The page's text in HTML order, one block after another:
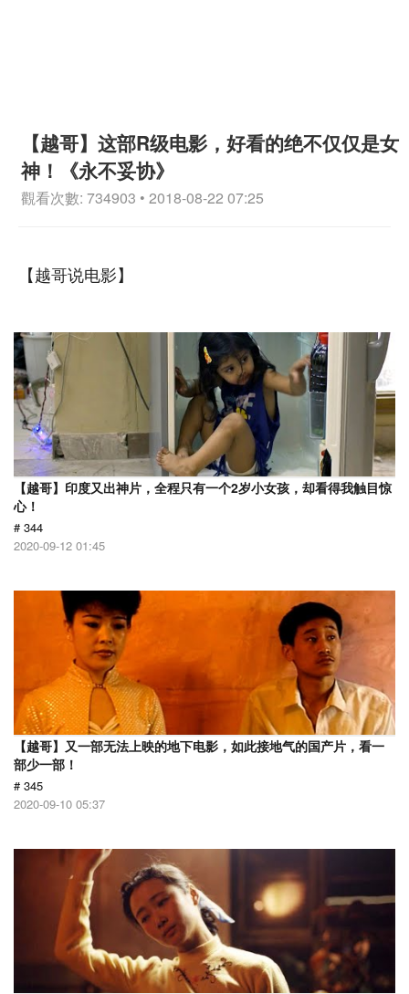
【越哥】这部R级电影，好看的绝不仅仅是女
神！《永不妥协》
觀看次數: 734903 • 2018-08-22 07:25
【越哥说电影】
【越哥】印度又出神片，全程只有一个2岁小女孩，却看得我触目惊
心！
# 344
2020-09-12 01:45
【越哥】又一部无法上映的地下电影，如此接地气的国产片，看一
部少一部！
# 345
2020-09-10 05:37